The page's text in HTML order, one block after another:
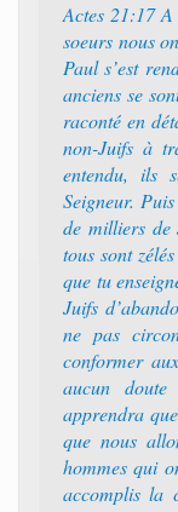
Actes 21:17
soeurs nous
Paul s’est
anciens se
raconté en
non-Juifs à
entendu, ils
Seigneur.
de milliers de
tous sont
que tu
Juifs
ne pas
conformer
aucun
apprendra
que nous
hommes qui
accomplis la